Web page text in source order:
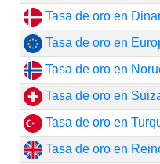
Tasa de oro en
Tasa de oro en
Tasa de oro en
Tasa de oro en
Tasa de oro en
Tasa de oro en